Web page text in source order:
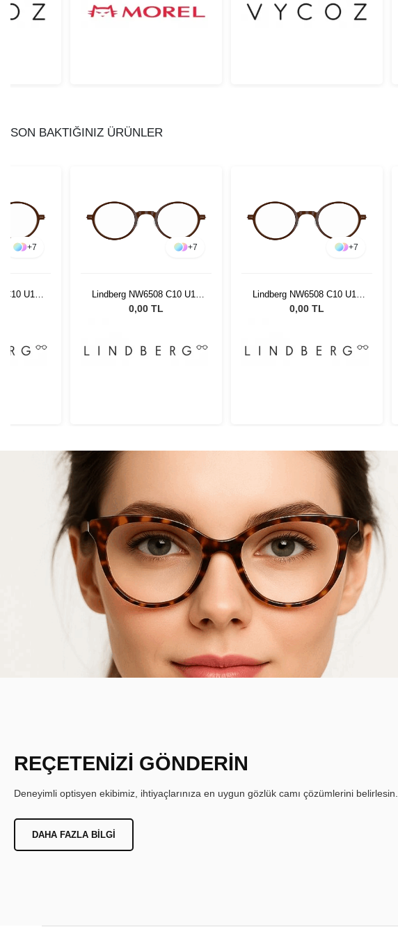
SON BAKTIĞINIZ ÜRÜNLER
+7
U12
+7
Lindberg NW6508 C10 U12
44 150
0,00 TL
+7
Lindberg NW6508 C10 U12
44 150
0,00 TL
REÇETENİZİ GÖNDERİN
Deneyimli optisyen ekibimiz, ihtiyaçlarınıza en uygun gözlük camı çözümlerini belirlesin.
DAHA FAZLA BILGI